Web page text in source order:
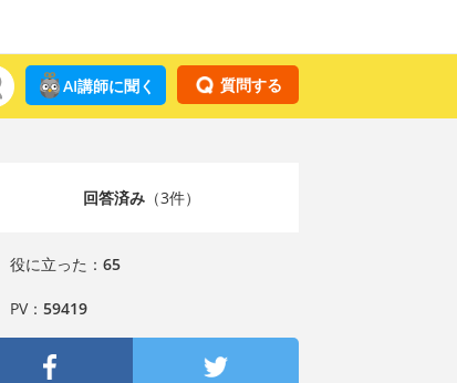
質問する
AI講師に聞く
回答済み（3件）
役に立った： 65
PV： 59419